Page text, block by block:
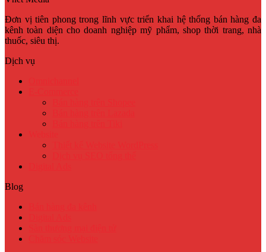
Đơn vị tiên phong trong lĩnh vực triển khai hệ thống bán hàng đa
kênh toàn diện cho doanh nghiệp mỹ phẩm, shop thời trang, nhà
thuốc, siêu thị.
Dịch vụ
Blog